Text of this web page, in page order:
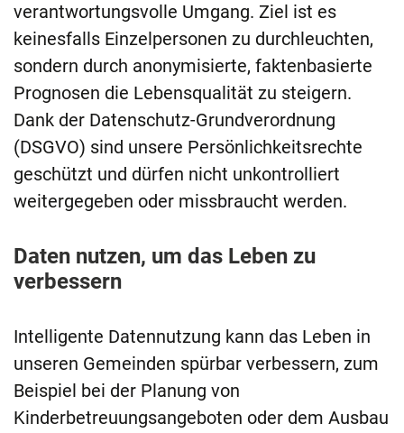
verantwortungsvolle Umgang. Ziel ist es
keinesfalls Einzelpersonen zu durchleuchten,
sondern durch anonymisierte, faktenbasierte
Prognosen die Lebensqualität zu steigern.
Dank der Datenschutz-Grundverordnung
(DSGVO) sind unsere Persönlichkeitsrechte
geschützt und dürfen nicht unkontrolliert
weitergegeben oder missbraucht werden.
Daten nutzen, um das Leben zu
verbessern
Intelligente Datennutzung kann das Leben in
unseren Gemeinden spürbar verbessern, zum
Beispiel bei der Planung von
Kinderbetreuungsangeboten oder dem Ausbau